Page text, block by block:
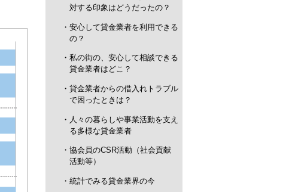
対する印象はどうだったの？
安心して貸金業者を利用できる
の？
私の街の、安心して相談できる
貸金業者はどこ？
貸金業者からの借入れトラブル
で困ったときは？
人々の暮らしや事業活動を支え
る多様な貸金業者
協会員のCSR活動（社会貢献
活動等）
統計でみる貸金業界の今